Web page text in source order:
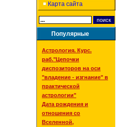
Карта сайта
Популярные
Астрология. Курс.
раб."Цепочки
диспозиторов на оси
"владение - изгнание" в
практической
астрологии"
Дата рождения и
отношения со
Вселенной,